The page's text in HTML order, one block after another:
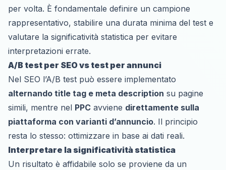
per volta. È fondamentale definire un campione
rappresentativo, stabilire una durata minima del test e
valutare la significatività statistica per evitare
interpretazioni errate.
A/B test per SEO vs test per annunci
Nel SEO l’A/B test può essere implementato
alternando title tag e meta description su pagine
simili, mentre nel PPC avviene direttamente sulla
piattaforma con varianti d’annuncio. Il principio
resta lo stesso: ottimizzare in base ai dati reali.
Interpretare la significatività statistica
Un risultato è affidabile solo se proviene da un